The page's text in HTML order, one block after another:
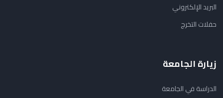
البريد الإلكتروني
حفلات التخرج
زيارة الجامعة
الدراسة في الجامعة